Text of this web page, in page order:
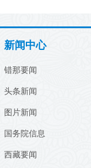
新闻中心
错那要闻
头条新闻
图片新闻
国务院信息
西藏要闻